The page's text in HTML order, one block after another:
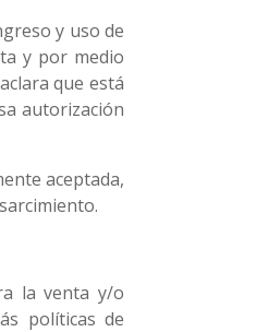
y uso de
y por medio
que está
autorización
aceptada,
la venta y/o
políticas de